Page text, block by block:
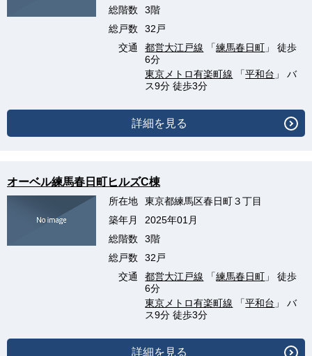
総階数
3階
総戸数
32戸
交通
都営大江戸線 「練馬春日町 」 徒歩
6分
東京メトロ有楽町線 「平和台 」 バ
ス9分 徒歩3分
詳細を見る
オーベル練馬春日町ヒルズC棟
所在地
東京都練馬区春日町３丁目
築年月
2025年01月
総階数
3階
総戸数
32戸
交通
都営大江戸線 「練馬春日町 」 徒歩
6分
東京メトロ有楽町線 「平和台 」 バ
ス9分 徒歩3分
詳細を見る